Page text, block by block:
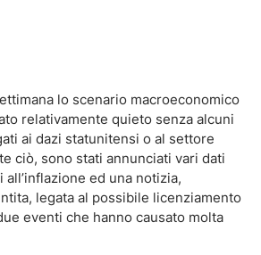
lo scenario macroeconomico
relativamente quieto senza alcuni
ai dazi statunitensi o al settore
ciò, sono stati annunciati vari dati
ed una notizia,
legata al possibile licenziamento
eventi che hanno causato molta